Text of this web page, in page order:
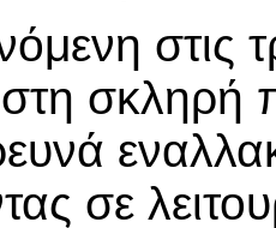
στις
σκληρή
σε